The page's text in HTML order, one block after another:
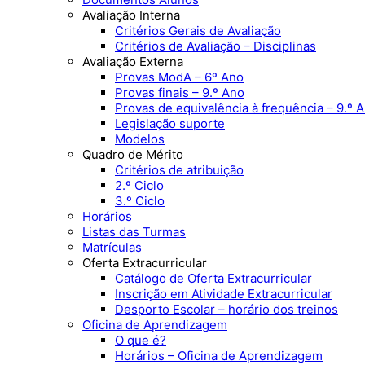
Avaliação Interna
Critérios Gerais de Avaliação
Critérios de Avaliação – Disciplinas
Avaliação Externa
Provas ModA – 6º Ano
Provas finais – 9.º Ano
Provas de equivalência à frequência – 9.º
Legislação suporte
Modelos
Quadro de Mérito
Critérios de atribuição
2.º Ciclo
3.º Ciclo
Horários
Listas das Turmas
Matrículas
Oferta Extracurricular
Catálogo de Oferta Extracurricular
Inscrição em Atividade Extracurricular
Desporto Escolar – horário dos treinos
Oficina de Aprendizagem
O que é?
Horários – Oficina de Aprendizagem